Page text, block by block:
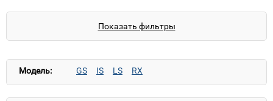
Показать фильтры
Модель: GS IS LS RX